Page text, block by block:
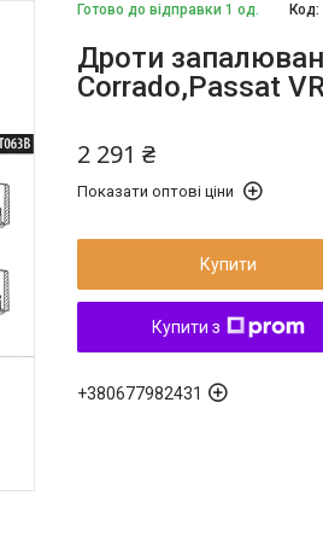
Готово до відправки 1 од. Код:
Дроти
Corrado,Passat
2 291 ₴
Показати оптові ціни
Купити
Купити з
+380677982431